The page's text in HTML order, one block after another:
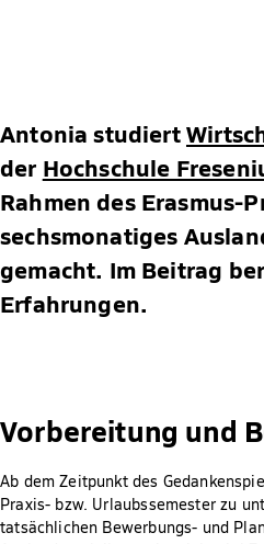
Antonia studiert
der Hochschule
Rahmen des Erasmus-
sechsmonatiges
gemacht. Im Beitrag
Erfahrungen.
Vorbereitung und
Ab dem Zeitpunkt des
Praxis- bzw. Urlaubssemester zu
tatsächlichen Bewerbungs- und